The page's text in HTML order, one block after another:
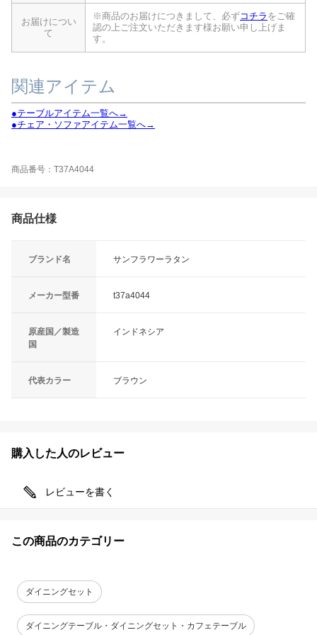
お届けについ
て
※商品のお届けにつきまして、必ずコチラ をご確
認の上ご注文いただきます様お願い申し上げま
す。
関連アイテム
●テーブルアイテム一覧へ→
●チェア・ソファアイテム一覧へ→
商品番号：T37A4044
商品仕様
ブランド名 サンフラワーラタン
メーカー型番 t37a4044
原産国／製造
国
インドネシア
代表カラー ブラウン
購入した人のレビュー
レビューを書く
この商品のカテゴリー
ダイニングセット
ダイニングテーブル・ダイニングセット・カフェテーブル